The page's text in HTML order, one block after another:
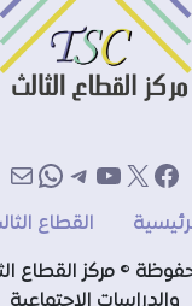
فيسبوك
إكسيوتيوب
تيليجرام
بريد
القطاع
© مركز القطاع